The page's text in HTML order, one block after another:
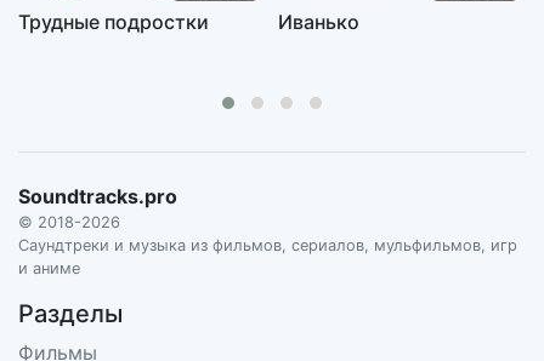
S1. LINDA RONSTADT
S1. OTIS REDDING
Crazy
S1. PATSY CLINE
Lenny Welch (Since I fell for you)
S1. SAMPLER
Трудные подростки Иванько
Soundtracks.pro
© 2018-2026
Саундтреки и музыка из фильмов, сериалов, мульфильмов, игр
и аниме
Разделы
Фильмы